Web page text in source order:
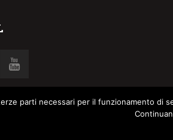
parti necessari per il funzionamento di